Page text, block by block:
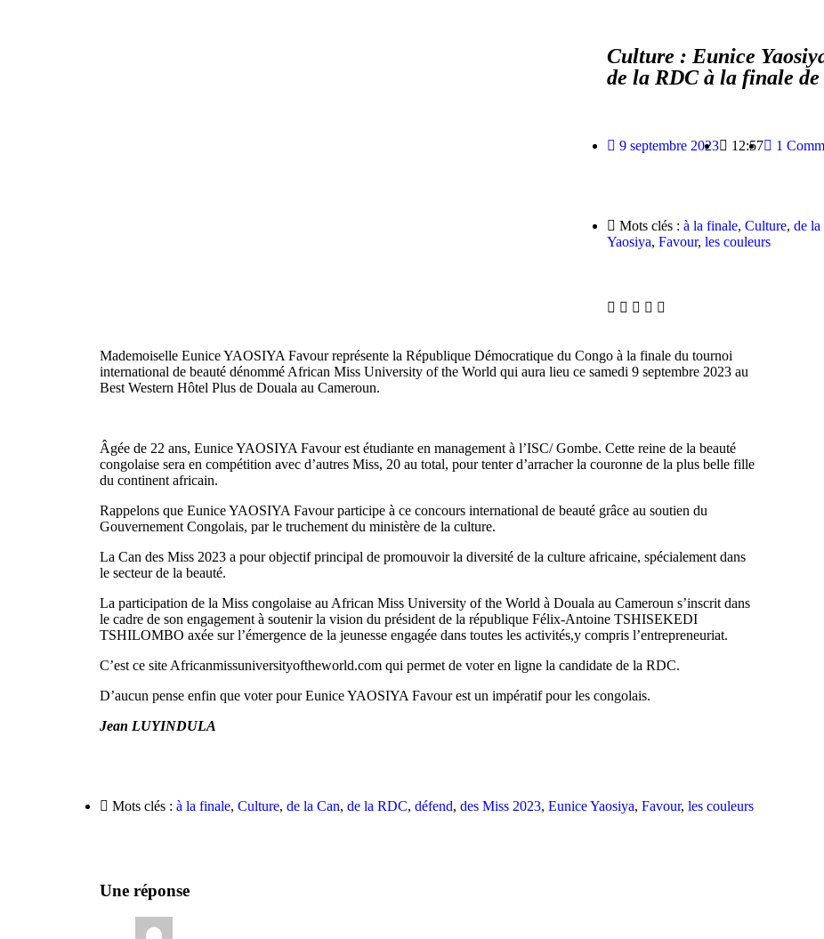
Culture : Eunice
de la RDC à la finale
9 septembre 2023 12:57 1
Mots clés : à la finale, Culture, de la
Yaosiya, Favour, les couleurs
Mademoiselle Eunice YAOSIYA Favour représente la République Démocratique du Congo à la finale du tournoi
international de beauté dénommé African Miss University of the World qui aura lieu ce samedi 9 septembre 2023 au
Best Western Hôtel Plus de Douala au Cameroun.
Âgée de 22 ans, Eunice YAOSIYA Favour est étudiante en management à l’ISC/ Gombe. Cette reine de la beauté
congolaise sera en compétition avec d’autres Miss, 20 au total, pour tenter d’arracher la couronne de la plus belle fille
du continent africain.
Rappelons que Eunice YAOSIYA Favour participe à ce concours international de beauté grâce au soutien du
Gouvernement Congolais, par le truchement du ministère de la culture.
La Can des Miss 2023 a pour objectif principal de promouvoir la diversité de la culture africaine, spécialement dans
le secteur de la beauté.
La participation de la Miss congolaise au African Miss University of the World à Douala au Cameroun s’inscrit dans
le cadre de son engagement à soutenir la vision du président de la république Félix-Antoine TSHISEKEDI
TSHILOMBO axée sur l’émergence de la jeunesse engagée dans toutes les activités,y compris l’entrepreneuriat.
C’est ce site Africanmissuniversityoftheworld.com qui permet de voter en ligne la candidate de la RDC.
D’aucun pense enfin que voter pour Eunice YAOSIYA Favour est un impératif pour les congolais.
Jean LUYINDULA
Mots clés : à la finale, Culture, de la Can, de la RDC, défend, des Miss 2023, Eunice Yaosiya, Favour, les couleurs
Une réponse